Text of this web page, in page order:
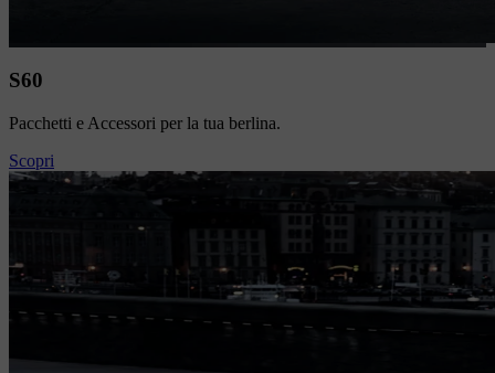
S60
Pacchetti e Accessori per la tua berlina.
Scopri